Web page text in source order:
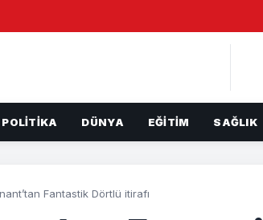
POLITIKA DÜNYA EĞITIM SAĞLIK
Fantastik Dörtlü itirafı